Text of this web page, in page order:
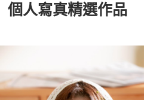
個人寫真精選作品